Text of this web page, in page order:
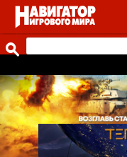
ВИДЕО
СТАТЬИ
ИГРЫ